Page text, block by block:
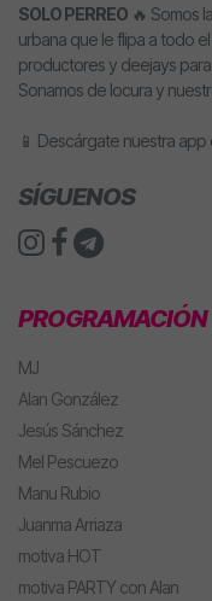
SOLO PERREO 🔥 Somos
urbana que le flipa a todo
productores y deejays
Sonamos de locura y
📱 Descárgate nuestra
SÍGUENOS
PROGRAMACIÓN
MJ
Alan González
Jesús Sánchez
Mel Pescuezo
Manu Rubio
Juanma Arriaza
motiva HOT
motiva PARTY con Alan